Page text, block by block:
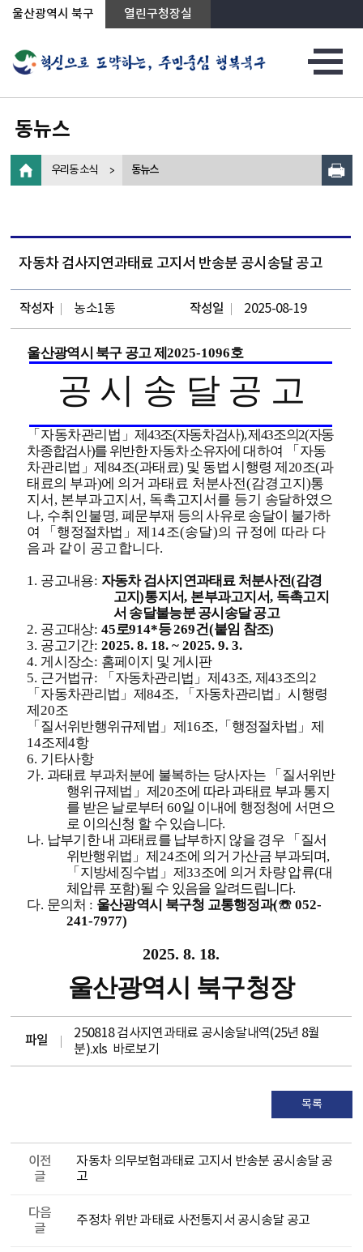
상단메뉴로 바로가기
전체메뉴로 바로가기
왼쪽메뉴로 바로가기
본문으로 바로가기
울산광역시 북구 열린구청장실
동뉴스
우리동 소식 동뉴스
자동차 검사지연과태료 고지서 반송분 공시송달 공고
작성자 농소1동 작성일 2025-08-19
울산광역시 북구 공고 제2025-1096호
공 시 송 달 공 고
「 자동차관리법 」제43조(자동차검사),제43조의2(자동
차종합검사)를 위반한 자동차 소유자에 대하여 「 자동
차관리법 」제84조(과태료) 및 동법 시행령 제20조(과
태료의 부과)에 의거 과태료 처분사전(감경고지)통
지서 , 본부과고지서 , 독촉고지서를 등기 송달하였으
나, 수취인불명,폐문부재 등의 사유로 송달이 불가하
여
「 행정절차법 」 제 14조(송달)의 규정에 따라 다
음과 같이 공고합니다.
1. 공고내용: 자동차 검사지연과태료 처분사전(감경
고지)통지서, 본부과고지서, 독촉고지
서 송달불능분 공시송달 공고
2. 공고대상: 45로914*등269건(붙임 참조)
3. 공고기간: 2025. 8. 18. ~ 2025. 9. 3.
4.게시장소: 홈페이지 및 게시판
5. 근거법규: 「 자동차관리법 」제43조, 제43조의2
「 자동차관리법 」제84조, 「 자동차관리법 」시행령
제20조
「 질서위반행위규제법 」 제16조,「 행정절차법 」 제
14조제4항
6. 기타사항
가. 과태료 부과처분에 불복하는 당사자는 「 질서위반
행위규제법 」 제20조에 따라 과태료 부과 통지
를 받은 날로부터 60일 이내에 행정청에 서면으
로 이의신청 할 수 있습니다.
나. 납부기한 내 과태료를 납부하지 않을 경우 「 질서
위반행위법 」제24조에 의거 가산금 부과되며,
「 지방세징수법 」 제33조에 의거 차량 압류(대
체압류 포함)될 수 있음을 알려드립니다.
다. 문의처 : 울산광역시 북구청 교통행정과(☏052-
241-7977)
2025. 8. 18.
울산광역시 북구청장
파일
250818 검사지연과태료 공시송달내역(25년 8월
분).xls 바로보기
목록
이전
글
자동차 의무보험과태료 고지서 반송분 공시송달 공
고
다음
글
주정차 위반 과태료 사전통지서 공시송달 공고